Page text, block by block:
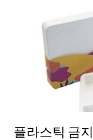
플라스틱 금